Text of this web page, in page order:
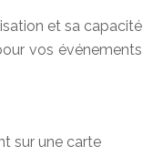
et sa capacité
vos événements
sur une carte